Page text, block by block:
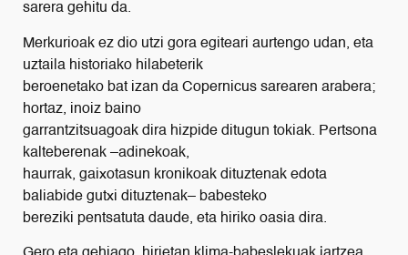
sarera gehitu da.
Merkurioak ez dio utzi gora egiteari aurtengo udan, eta
uztaila historiako hilabeterik
beroenetako bat izan da Copernicus sarearen arabera;
hortaz, inoiz baino
garrantzitsuagoak dira hizpide ditugun tokiak. Pertsona
kalteberenak –adinekoak,
haurrak, gaixotasun kronikoak dituztenak edota
baliabide gutxi dituztenak– babesteko
bereziki pentsatuta daude, eta hiriko oasia dira.